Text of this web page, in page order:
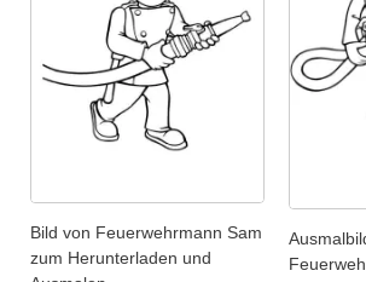
Bild von Feuerwehrmann Sam
zum Herunterladen und